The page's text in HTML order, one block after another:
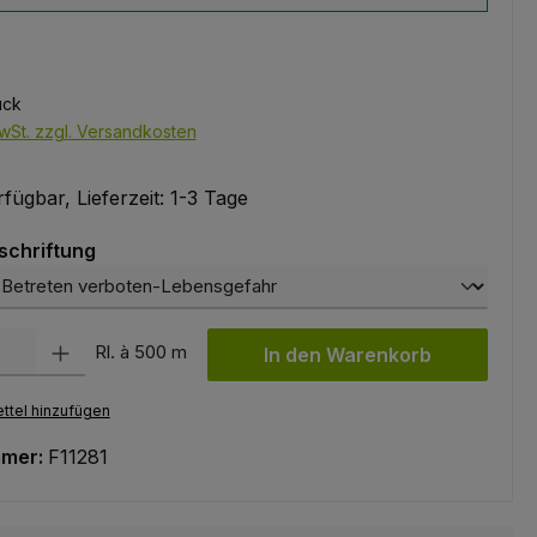
zzgl. Versandkosten
Lieferzeit: 1-3 Tage
auswählen
Gib den gewünschten Wert ein oder benutze die Schaltflächen
Rl. à 500 m In den Warenkorb
hinzufügen
F11281